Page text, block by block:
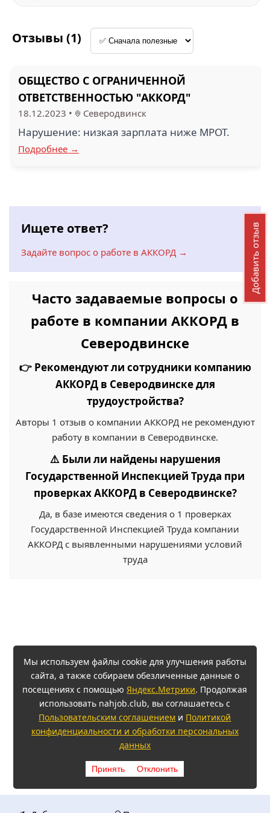
Отзывы (1)
ОБЩЕСТВО С ОГРАНИЧЕННОЙ
ОТВЕТСТВЕННОСТЬЮ "АККОРД"
18.12.2023 • Северодвинск
Нарушение: низкая зарплата ниже МРОТ.
Подробнее →
Ищете ответ?
Задайте вопрос о работе в АККОРД →
Часто задаваемые вопросы о
работе в компании АККОРД в
Северодвинске
👉 Рекомендуют ли сотрудники компанию
АККОРД в Северодвинске для
трудоустройства?
Авторы 1 отзыв о компании АККОРД не рекомендуют
работу в компании в Северодвинске.
⚠️ Были ли найдены нарушения
Государственной Инспекцией Труда при
проверках АККОРД в Северодвинске?
Да, в базе имеются сведения о 1 проверках
Государственной Инспекцией Труда компании
АККОРД с выявленными нарушениями условий
труда
Мы используем файлы cookie для улучшения работы
сайта, а также собираем обезличенные данные о
посещениях с помощьюЯндекс.Метрики. Продолжая
использовать nahjob.club, вы соглашаетесь с
Пользовательским соглашением и Политикой
конфиденциальности и обработки персональных
данных
Принять Отклонить
Добавить отзыв